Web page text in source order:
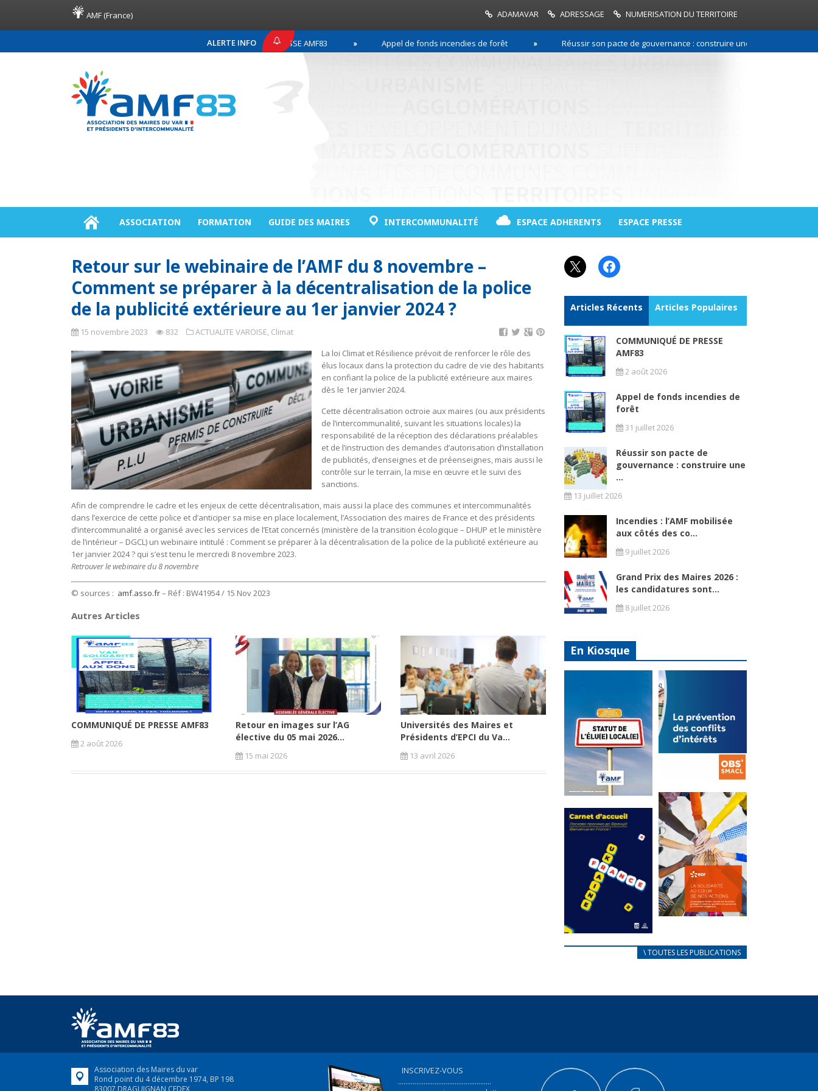
AMF (France) ADAMAVAR ADRESSAGE NUMERISATION DU TERRITOIRE
ALERTE INFO
COMMUNIQUÉ DE PRESSE AMF83 Appel de fonds incendies de forêt Réussir son pacte de gouvernance : construire une relation de
ASSOCIATION FORMATION GUIDE DES MAIRES INTERCOMMUNALITÉ ESPACE ADHERENTS ESPACE PRESSE
Retour sur le webinaire de l’AMF du 8 novembre –
Comment se préparer à la décentralisation de la police
de la publicité extérieure au 1er janvier 2024 ?
15 novembre 2023 832 ACTUALITE VAROISE, Climat
La loi Climat et Résilience prévoit de renforcer le rôle des
élus locaux dans la protection du cadre de vie des habitants
en confiant la police de la publicité extérieure aux maires
dès le 1er janvier 2024.
Cette décentralisation octroie aux maires (ou aux présidents
de l’intercommunalité, suivant les situations locales) la
responsabilité de la réception des déclarations préalables
et de l’instruction des demandes d’autorisation d’installation
de publicités, d’enseignes et de préenseignes, mais aussi le
contrôle sur le terrain, la mise en œuvre et le suivi des
sanctions.
Afin de comprendre le cadre et les enjeux de cette décentralisation, mais aussi la place des communes et intercommunalités
dans l’exercice de cette police et d’anticiper sa mise en place localement, l’Association des maires de France et des présidents
d’intercommunalité a organisé avec les services de l’Etat concernés (ministère de la transition écologique – DHUP et le ministère
de l’intérieur – DGCL) un webinaire intitulé : Comment se préparer à la décentralisation de la police de la publicité extérieure au
1er janvier 2024 ? qui s’est tenu le mercredi 8 novembre 2023.
Retrouver le webinaire du 8 novembre
© sources : amf.asso.fr– Réf : BW41954 / 15 Nov 2023
Autres Articles
COMMUNIQUÉ DE PRESSE AMF83
2 août 2026
Retour en images sur l’AG
élective du 05 mai 2026...
15 mai 2026
Universités des Maires et
Présidents d’EPCI du Va...
13 avril 2026
X Facebook
Articles Récents Articles Populaires
COMMUNIQUÉ DE PRESSE
AMF83
2 août 2026
Appel de fonds incendies de
forêt
31 juillet 2026
Réussir son pacte de
gouvernance : construire une
...
13 juillet 2026
Incendies : l’AMF mobilisée
aux côtés des co...
9 juillet 2026
Grand Prix des Maires 2026 :
les candidatures sont...
8 juillet 2026
En Kiosque
Statut de
l’élu local
Mise à jour avril
2024
FEUILLETER
La
prévention
des conflits
d’intérêts
18 septembre 2023
FEUILLETER
au coeur de
nos actions
en France,...
FEUILLETER
\ TOUTES LES PUBLICATIONS
Association des Maires du var
Rond point du 4 décembre 1974, BP 198
83007 DRAGUIGNAN CEDEX
INSCRIVEZ-VOUS
...................................................